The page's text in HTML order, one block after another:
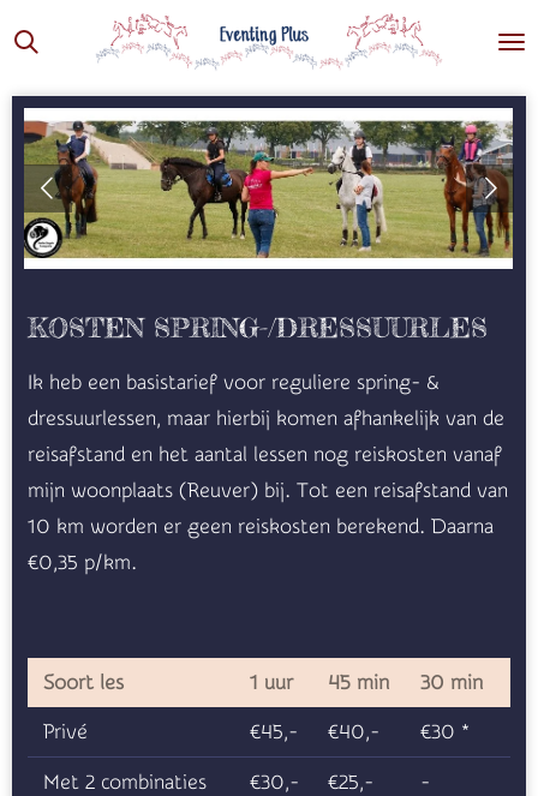
Ga
naar
de
hoofdinhoud
KOSTEN SPRING-/DRESSUURLES
Ik heb een basistarief voor reguliere spring- &
dressuurlessen, maar hierbij komen afhankelijk van de
reisafstand en het aantal lessen nog reiskosten vanaf
mijn woonplaats (Reuver) bij. Tot een reisafstand van
10 km worden er geen reiskosten berekend. Daarna
€0,35 p/km.
Soort les 1 uur 45 min 30 min
Privé €45,- €40,- €30 *
Met 2 combinaties €30,- €25,- -